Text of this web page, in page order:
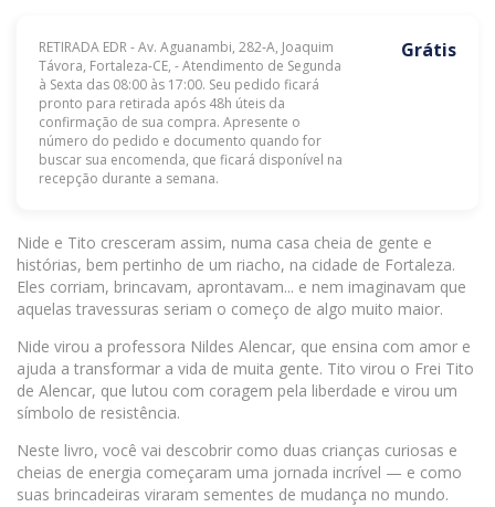
RETIRADA EDR - Av. Aguanambi, 282-A, Joaquim
Távora, Fortaleza-CE, - Atendimento de Segunda
à Sexta das 08:00 às 17:00. Seu pedido ficará
pronto para retirada após 48h úteis da
confirmação de sua compra. Apresente o
número do pedido e documento quando for
buscar sua encomenda, que ficará disponível na
recepção durante a semana.
Grátis
Nide e Tito cresceram assim, numa casa cheia de gente e
histórias, bem pertinho de um riacho, na cidade de Fortaleza.
Eles corriam, brincavam, aprontavam... e nem imaginavam que
aquelas travessuras seriam o começo de algo muito maior.
Nide virou a professora Nildes Alencar, que ensina com amor e
ajuda a transformar a vida de muita gente. Tito virou o Frei Tito
de Alencar, que lutou com coragem pela liberdade e virou um
símbolo de resistência.
Neste livro, você vai descobrir como duas crianças curiosas e
cheias de energia começaram uma jornada incrível — e como
suas brincadeiras viraram sementes de mudança no mundo.